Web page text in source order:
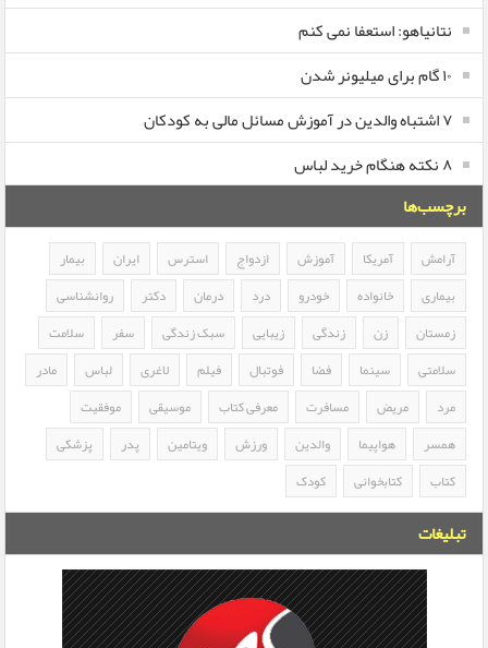
نتانیاهو: استعفا نمی کنم
۱۰ گام برای میلیونر شدن
۷ اشتباه والدین در آموزش مسائل مالی به کودکان
۸ نکته هنگام خرید لباس
برچسب‌ها
آرامش آمریکا آموزش ازدواج استرس ایران
بیمار
بیماری
خانواده خودرو درد درمان دکتر
روانشناسی
زمستان
زن زندگی زیبایی سبک زندگی سفر
سلامت
سلامتی
سینما فضا فوتبال فیلم لاغری لباس
مادر
مرد
مریض مسافرت معرفی کتاب موسیقی
موفقیت
همسر
هواپیما والدین ورزش ویتامین پدر
پزشکی
کتاب
کتابخوانی کودک
تبلیغات